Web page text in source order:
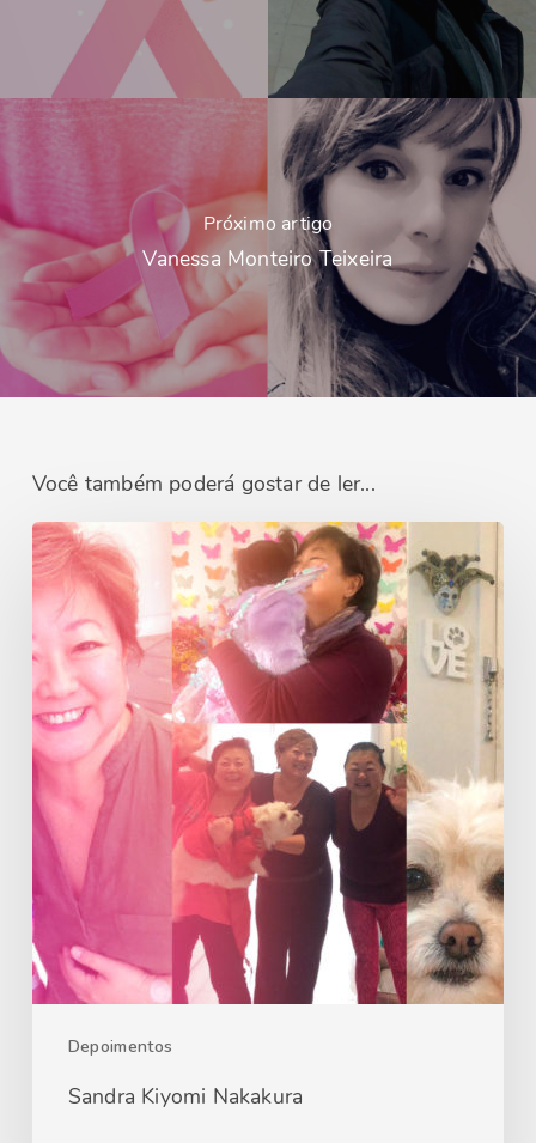
Próximo artigo
Vanessa Monteiro Teixeira
Você também poderá gostar de ler...
Depoimentos
Sandra Kiyomi Nakakura